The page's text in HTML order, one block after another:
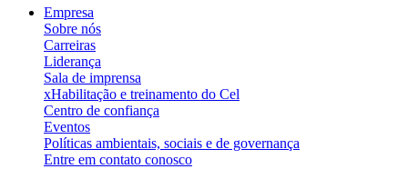
Empresa
Sobre nós
Carreiras
Liderança
Sala de imprensa
xHabilitação e treinamento do Cel
Centro de confiança
Eventos
Políticas ambientais, sociais e de governança
Entre em contato conosco